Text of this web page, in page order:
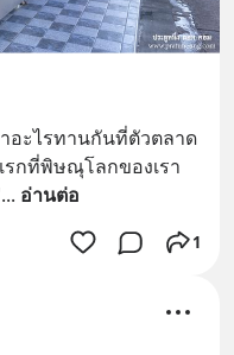
อะไรทานกันที่ตัวตลาด
รกที่พิษณุโลกของเรา
... อ่านต่อ
1